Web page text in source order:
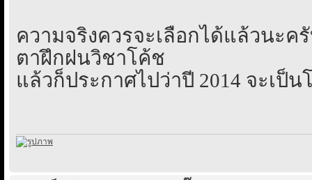
ความจริงควรจะเลือกได้แล้วนะ
ตาฝึกฝนวิชาโค้ช
แล้วก็ประกาศไปว่าปี 2014 จะเป็